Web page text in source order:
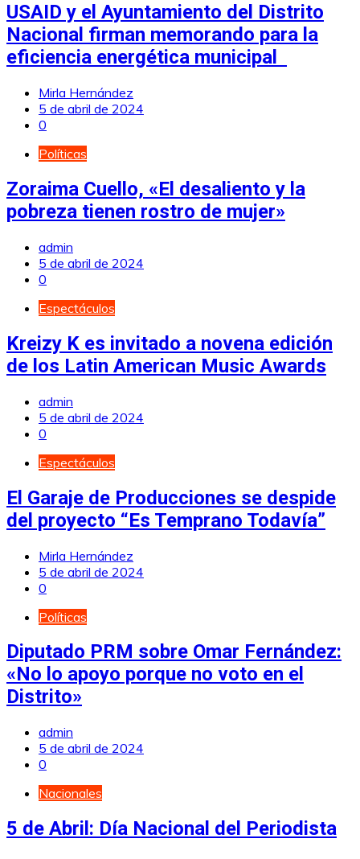
USAID y el Ayuntamiento del Distrito
Nacional firman memorando para la
eficiencia energética municipal
Mirla Hernández
5 de abril de 2024
0
Políticas
Zoraima Cuello, «El desaliento y la
pobreza tienen rostro de mujer»
admin
5 de abril de 2024
0
Espectáculos
Kreizy K es invitado a novena edición
de los Latin American Music Awards
admin
5 de abril de 2024
0
Espectáculos
El Garaje de Producciones se despide
del proyecto “Es Temprano Todavía”
Mirla Hernández
5 de abril de 2024
0
Políticas
Diputado PRM sobre Omar Fernández:
«No lo apoyo porque no voto en el
Distrito»
admin
5 de abril de 2024
0
Nacionales
5 de Abril: Día Nacional del Periodista